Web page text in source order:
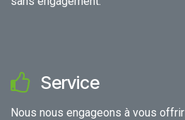
Service
Nous nous engageons à vous